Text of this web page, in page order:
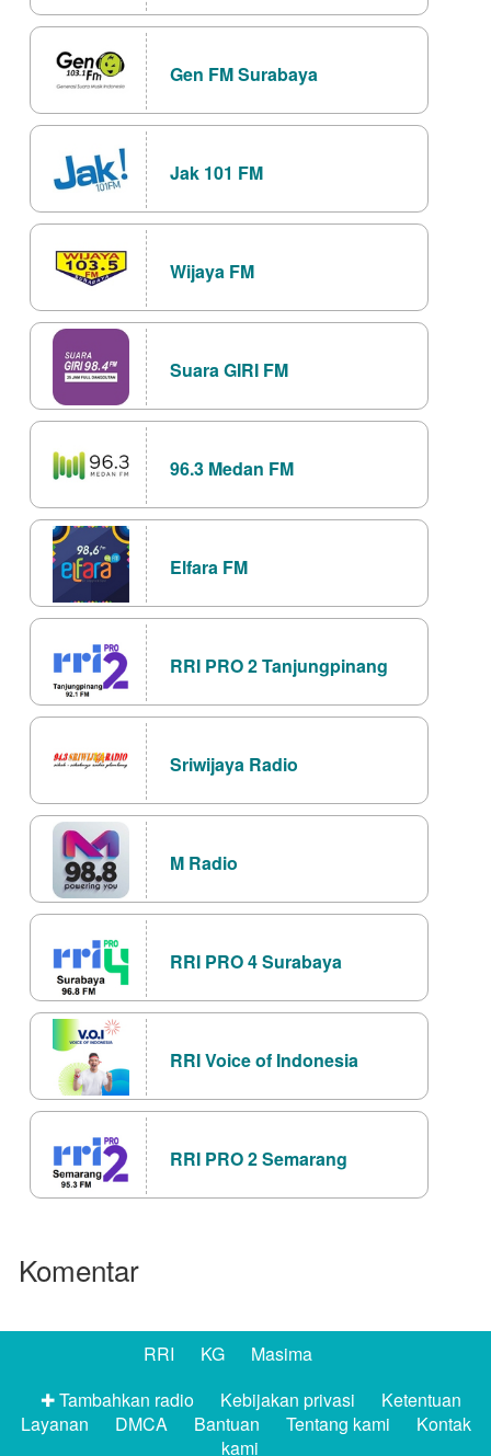
Gen FM Surabaya
Jak 101 FM
Wijaya FM
Suara GIRI FM
96.3 Medan FM
Elfara FM
RRI PRO 2 Tanjungpinang
Sriwijaya Radio
M Radio
RRI PRO 4 Surabaya
RRI Voice of Indonesia
RRI PRO 2 Semarang
Komentar
RRI KG
Masima
✚ Tambahkan radio
Kebijakan privasi
Ketentuan
Layanan
DMCA Bantuan Tentang kami
Kontak
kami